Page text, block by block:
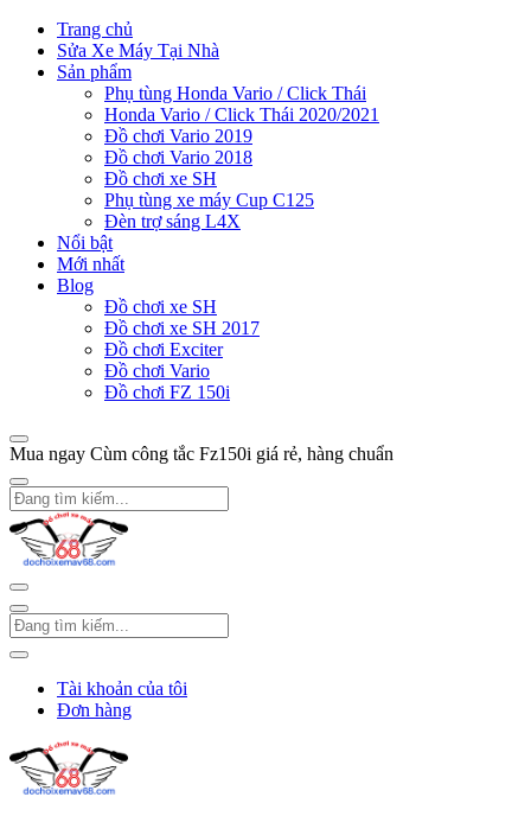
Trang chủ
Sửa Xe Máy Tại Nhà
Sản phẩm
Phụ tùng Honda Vario / Click Thái
Honda Vario / Click Thái 2020/2021
Đồ chơi Vario 2019
Đồ chơi Vario 2018
Đồ chơi xe SH
Phụ tùng xe máy Cup C125
Đèn trợ sáng L4X
Nổi bật
Mới nhất
Blog
Đồ chơi xe SH
Đồ chơi xe SH 2017
Đồ chơi Exciter
Đồ chơi Vario
Đồ chơi FZ 150i
Mua ngay Cùm công tắc Fz150i giá rẻ, hàng chuẩn
Tài khoản của tôi
Đơn hàng